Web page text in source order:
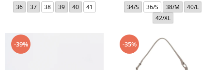
36 37 38 39 40 41 34/S 36/S 38/M
40/L
42/XL
-39% -35%